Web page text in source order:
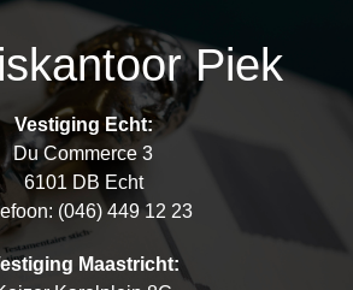
Piek
Vestiging Echt:
Du Commerce 3
6101 DB Echt
(046) 449 12 23
Maastricht: